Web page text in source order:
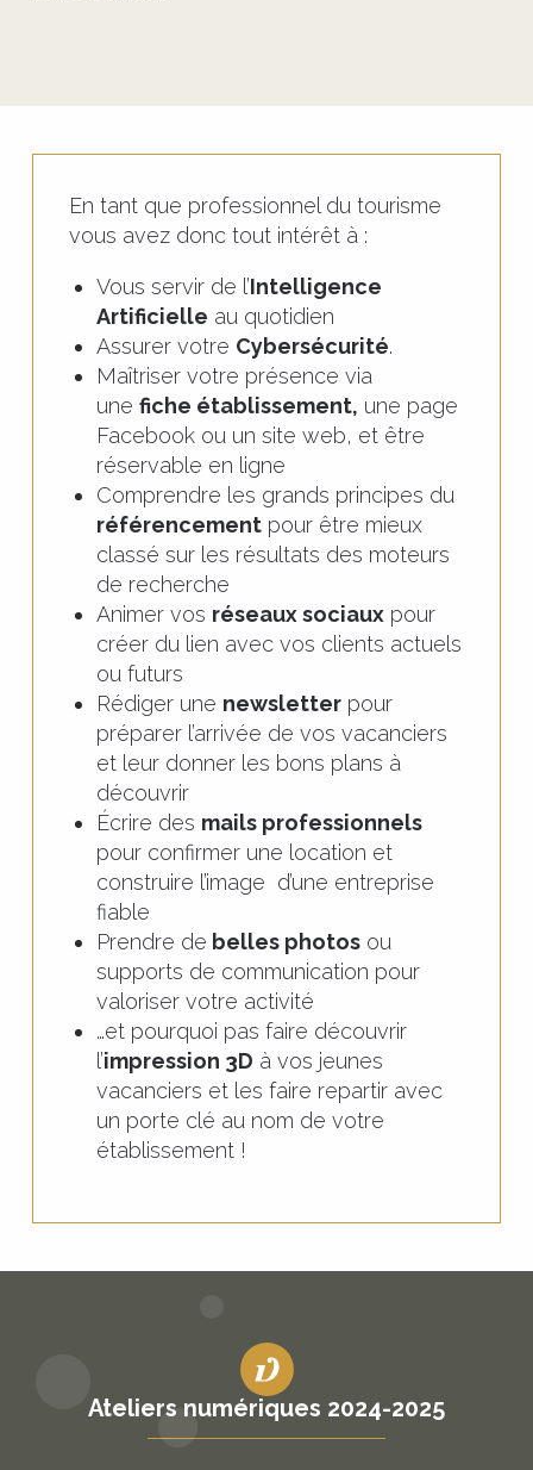
En tant que professionnel du tourisme
vous avez donc tout intérêt à :
Vous servir de l’Intelligence
Artificielle au quotidien
Assurer votre Cybersécurité.
Maîtriser votre présence via
une fiche établissement, une page
Facebook ou un site web, et être
réservable en ligne
Comprendre les grands principes du
référencementpour être mieux
classé sur les résultats des moteurs
de recherche
Animer vos réseaux sociauxpour
créer du lien avec vos clients actuels
ou futurs
Rédiger une newsletterpour
préparer l’arrivée de vos vacanciers
et leur donner les bons plans à
découvrir
Écrire des mails professionnels
pour confirmer une location et
construire l’image d’une entreprise
fiable
Prendre de belles photosou
supports de communication pour
valoriser votre activité
…et pourquoi pas faire découvrir
l’impression 3D à vos jeunes
vacanciers et les faire repartir avec
un porte clé au nom de votre
établissement !
Ateliers numériques 2024-2025